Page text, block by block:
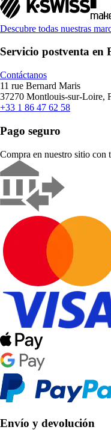
Descubre todas nuestras
Servicio postventa en
Contáctanos
11 rue Bernard Maris
37270 Montlouis-sur-Loire,
+33 1 86 47 62 58
Pago seguro
Compra en nuestro sitio con
Envío y devolución